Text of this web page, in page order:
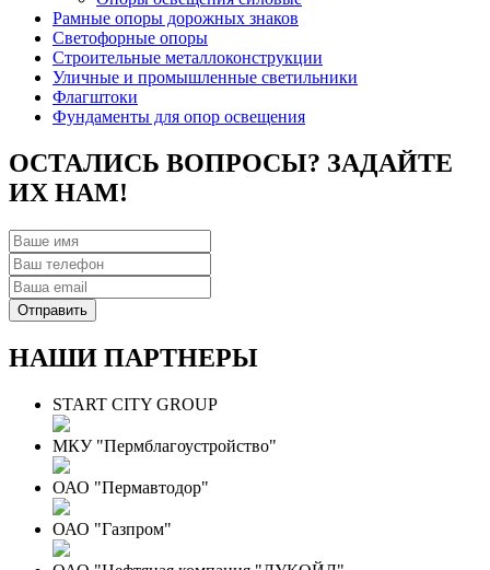
Рамные опоры дорожных знаков
Светофорные опоры
Строительные металлоконструкции
Уличные и промышленные светильники
Флагштоки
Фундаменты для опор освещения
ОСТАЛИСЬ ВОПРОСЫ? ЗАДАЙТЕ
ИХ НАМ!
НАШИ ПАРТНЕРЫ
START CITY GROUP
МКУ "Пермблагоустройство"
ОАО "Пермавтодор"
ОАО "Газпром"